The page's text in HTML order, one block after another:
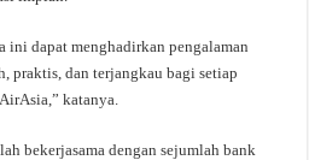
ini dapat menghadirkan pengalaman
praktis, dan terjangkau bagi setiap
katanya.
bekerjasama dengan sejumlah bank